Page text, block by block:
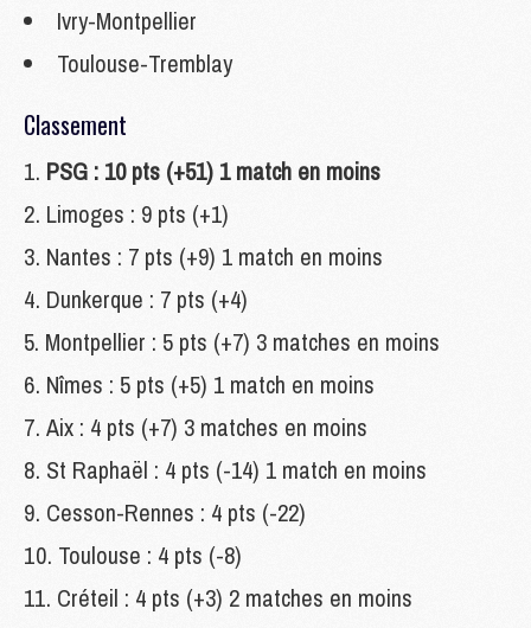
Ivry-Montpellier
Toulouse-Tremblay
Classement
PSG : 10 pts (+51) 1 match en moins
Limoges : 9 pts (+1)
Nantes : 7 pts (+9) 1 match en moins
Dunkerque : 7 pts (+4)
Montpellier : 5 pts (+7) 3 matches en moins
Nîmes : 5 pts (+5) 1 match en moins
Aix : 4 pts (+7) 3 matches en moins
St Raphaël : 4 pts (-14) 1 match en moins
Cesson-Rennes : 4 pts (-22)
Toulouse : 4 pts (-8)
Créteil : 4 pts (+3) 2 matches en moins